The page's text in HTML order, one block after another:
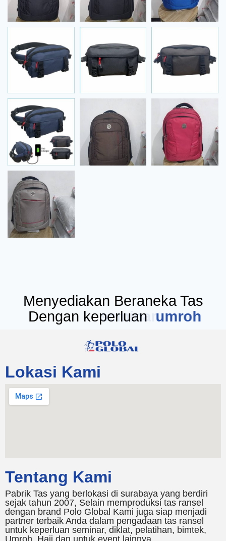
Menyediakan Beraneka Tas
Dengan keperluan seminar
Lokasi Kami
Tentang Kami
Pabrik Tas yang berlokasi di surabaya yang berdiri
sejak tahun 2007, Selain memproduksi tas ransel
dengan brand Polo Global Kami juga siap menjadi
partner terbaik Anda dalam pengadaan tas ransel
untuk keperluan seminar, diklat, pelatihan, bimtek,